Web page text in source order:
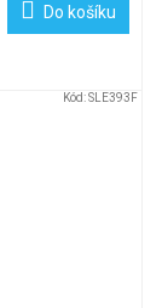
Do košíku
Kód:SLE393F